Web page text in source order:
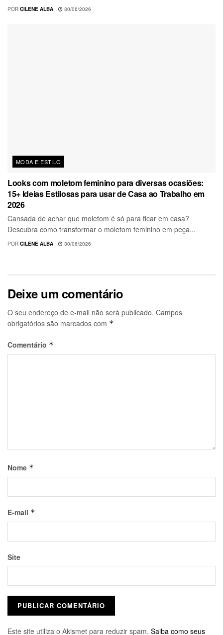
POR CILENE ALBA 30/06/2026
MODA E ESTILO
Looks com moletom feminino para diversas ocasiões:
15+ Ideias Estilosas para usar de Casa ao Trabalho em
2026
Cansada de achar que moletom é só para ficar em casa?
Descubra como transformar o moletom feminino em peça...
POR CILENE ALBA 30/06/2026
Deixe um comentário
O seu endereço de e-mail não será publicado. Campos
obrigatórios são marcados com *
Comentário *
Nome *
E-mail *
Site
Este site utiliza o Akismet para reduzir spam. Saiba como seus